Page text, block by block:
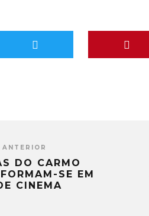
DO CARMO
SE EM
CINEMA